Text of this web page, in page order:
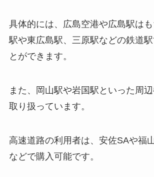
具体的には、広島空港や広島駅は
駅や東広島駅、三原駅などの鉄道
とができます。
また、岡山駅や岩国駅といった周
取り扱っています。
高速道路の利用者は、安佐SAや福
などで購入可能です。